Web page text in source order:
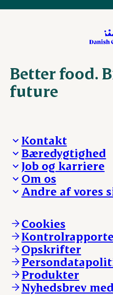
Better food.
future
Kontakt
Besøg Danish Crown
Presse og nyheder
Reklamationer
Whistleblower
Øvrige henvendelser
Bæredygtighed
Fra jord til bord
Hverdagen
Ansvarlighed og nøgletal
Job og karriere
Arbejd med os
Ledige stillinger
Om os
Hvem er vi
Vores resultater
Vores lokationer
Kontakt
Andre af vores
Andelsejere - kreatur
DAT-Schaub.com
ESS-FOOD.com
Fonden Dansk Gastronomi
KLS.se
nordicspoor.com
Scanhide.dk
Cookies
Opskrifter
Produkter
Nyhedsbrev